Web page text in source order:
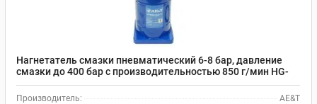
Нагнетатель смазки пневматический 6-8 бар, давление
смазки до 400 бар с производительностью 850 г/мин HG-
68230 AE&T
Производитель:
AE&T